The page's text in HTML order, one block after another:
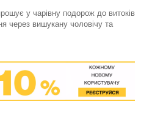
у чарівну подорож до витоків
через вишукану чоловічу та